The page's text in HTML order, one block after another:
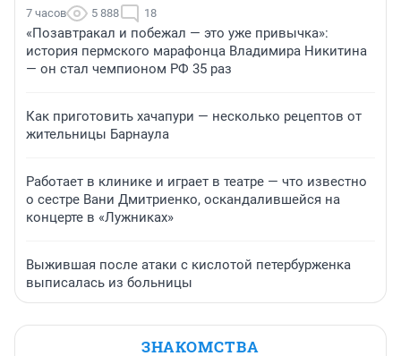
7 часов 5 888 18
«Позавтракал и побежал — это уже привычка»:
история пермского марафонца Владимира Никитина
— он стал чемпионом РФ 35 раз
Как приготовить хачапури — несколько рецептов от
жительницы Барнаула
Работает в клинике и играет в театре — что известно
о сестре Вани Дмитриенко, оскандалившейся на
концерте в «Лужниках»
Выжившая после атаки с кислотой петербурженка
выписалась из больницы
ЗНАКОМСТВА